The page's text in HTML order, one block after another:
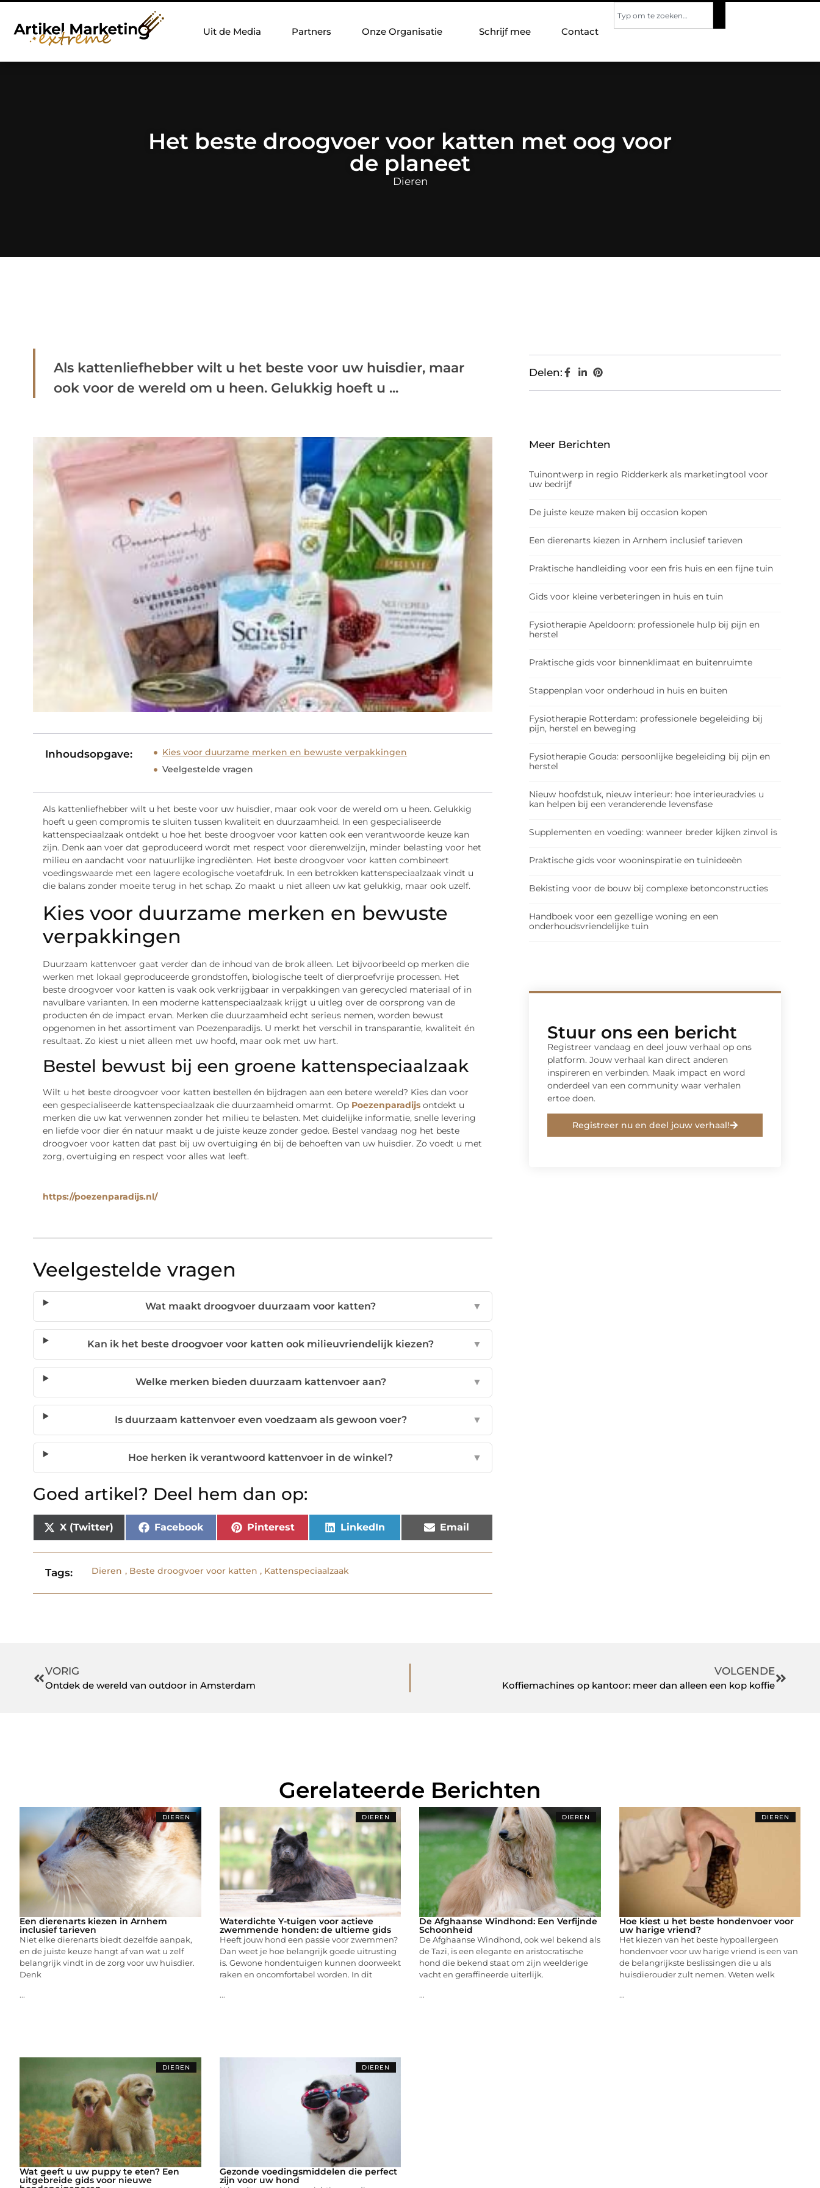
Uit de Media Partners Onze Organisatie Schrijf mee Contact
Het beste droogvoer voor katten met oog voor
de planeet
Dieren
Als kattenliefhebber wilt u het beste voor uw huisdier, maar
ook voor de wereld om u heen. Gelukkig hoeft u ...
Inhoudsopgave:
Kies voor duurzame merken en bewuste verpakkingen
Veelgestelde vragen
Als kattenliefhebber wilt u het beste voor uw huisdier, maar ook voor de wereld om u heen. Gelukkig
hoeft u geen compromis te sluiten tussen kwaliteit en duurzaamheid. In een gespecialiseerde
kattenspeciaalzaak ontdekt u hoe het beste droogvoer voor katten ook een verantwoorde keuze kan
zijn. Denk aan voer dat geproduceerd wordt met respect voor dierenwelzijn, minder belasting voor het
milieu en aandacht voor natuurlijke ingrediënten. Het beste droogvoer voor katten combineert
voedingswaarde met een lagere ecologische voetafdruk. In een betrokken kattenspeciaalzaak vindt u
die balans zonder moeite terug in het schap. Zo maakt u niet alleen uw kat gelukkig, maar ook uzelf.
Kies voor duurzame merken en bewuste
verpakkingen
Duurzaam kattenvoer gaat verder dan de inhoud van de brok alleen. Let bijvoorbeeld op merken die
werken met lokaal geproduceerde grondstoffen, biologische teelt of dierproefvrije processen. Het
beste droogvoer voor katten is vaak ook verkrijgbaar in verpakkingen van gerecycled materiaal of in
navulbare varianten. In een moderne kattenspeciaalzaak krijgt u uitleg over de oorsprong van de
producten én de impact ervan. Merken die duurzaamheid echt serieus nemen, worden bewust
opgenomen in het assortiment van Poezenparadijs. U merkt het verschil in transparantie, kwaliteit én
resultaat. Zo kiest u niet alleen met uw hoofd, maar ook met uw hart.
Bestel bewust bij een groene kattenspeciaalzaak
Wilt u het beste droogvoer voor katten bestellen én bijdragen aan een betere wereld? Kies dan voor
een gespecialiseerde kattenspeciaalzaak die duurzaamheid omarmt. Op Poezenparadijsontdekt u
merken die uw kat verwennen zonder het milieu te belasten. Met duidelijke informatie, snelle levering
en liefde voor dier én natuur maakt u de juiste keuze zonder gedoe. Bestel vandaag nog het beste
droogvoer voor katten dat past bij uw overtuiging én bij de behoeften van uw huisdier. Zo voedt u met
zorg, overtuiging en respect voor alles wat leeft.
https://poezenparadijs.nl/
Veelgestelde vragen
Wat maakt droogvoer duurzaam voor katten? ▼
Kan ik het beste droogvoer voor katten ook milieuvriendelijk kiezen? ▼
Welke merken bieden duurzaam kattenvoer aan? ▼
Is duurzaam kattenvoer even voedzaam als gewoon voer? ▼
Hoe herken ik verantwoord kattenvoer in de winkel? ▼
Goed artikel? Deel hem dan op:
X (Twitter) Facebook Pinterest LinkedIn Email
Tags: Dieren , Beste droogvoer voor katten , Kattenspeciaalzaak
Delen:
Meer Berichten
Tuinontwerp in regio Ridderkerk als marketingtool voor
uw bedrijf
De juiste keuze maken bij occasion kopen
Een dierenarts kiezen in Arnhem inclusief tarieven
Praktische handleiding voor een fris huis en een fijne tuin
Gids voor kleine verbeteringen in huis en tuin
Fysiotherapie Apeldoorn: professionele hulp bij pijn en
herstel
Praktische gids voor binnenklimaat en buitenruimte
Stappenplan voor onderhoud in huis en buiten
Fysiotherapie Rotterdam: professionele begeleiding bij
pijn, herstel en beweging
Fysiotherapie Gouda: persoonlijke begeleiding bij pijn en
herstel
Nieuw hoofdstuk, nieuw interieur: hoe interieuradvies u
kan helpen bij een veranderende levensfase
Supplementen en voeding: wanneer breder kijken zinvol is
Praktische gids voor wooninspiratie en tuinideeën
Bekisting voor de bouw bij complexe betonconstructies
Handboek voor een gezellige woning en een
onderhoudsvriendelijke tuin
Stuur ons een bericht
Registreer vandaag en deel jouw verhaal op ons
platform. Jouw verhaal kan direct anderen
inspireren en verbinden. Maak impact en word
onderdeel van een community waar verhalen
ertoe doen.
Registreer nu en deel jouw verhaal!
VORIG
Ontdek de wereld van outdoor in Amsterdam
VOLGENDE
Koffiemachines op kantoor: meer dan alleen een kop koffie
Gerelateerde Berichten
DIEREN
Een dierenarts kiezen in Arnhem
inclusief tarieven
Niet elke dierenarts biedt dezelfde aanpak,
en de juiste keuze hangt af van wat u zelf
belangrijk vindt in de zorg voor uw huisdier.
Denk
...
DIEREN
Waterdichte Y-tuigen voor actieve
zwemmende honden: de ultieme gids
Heeft jouw hond een passie voor zwemmen?
Dan weet je hoe belangrijk goede uitrusting
is. Gewone hondentuigen kunnen doorweekt
raken en oncomfortabel worden. In dit
...
DIEREN
De Afghaanse Windhond: Een Verfijnde
Schoonheid
De Afghaanse Windhond, ook wel bekend als
de Tazi, is een elegante en aristocratische
hond die bekend staat om zijn weelderige
vacht en geraffineerde uiterlijk.
...
DIEREN
Hoe kiest u het beste hondenvoer voor
uw harige vriend?
Het kiezen van het beste hypoallergeen
hondenvoer voor uw harige vriend is een van
de belangrijkste beslissingen die u als
huisdierouder zult nemen. Weten welk
...
DIEREN
Wat geeft u uw puppy te eten? Een
uitgebreide gids voor nieuwe
DIEREN
Gezonde voedingsmiddelen die perfect
zijn voor uw hond